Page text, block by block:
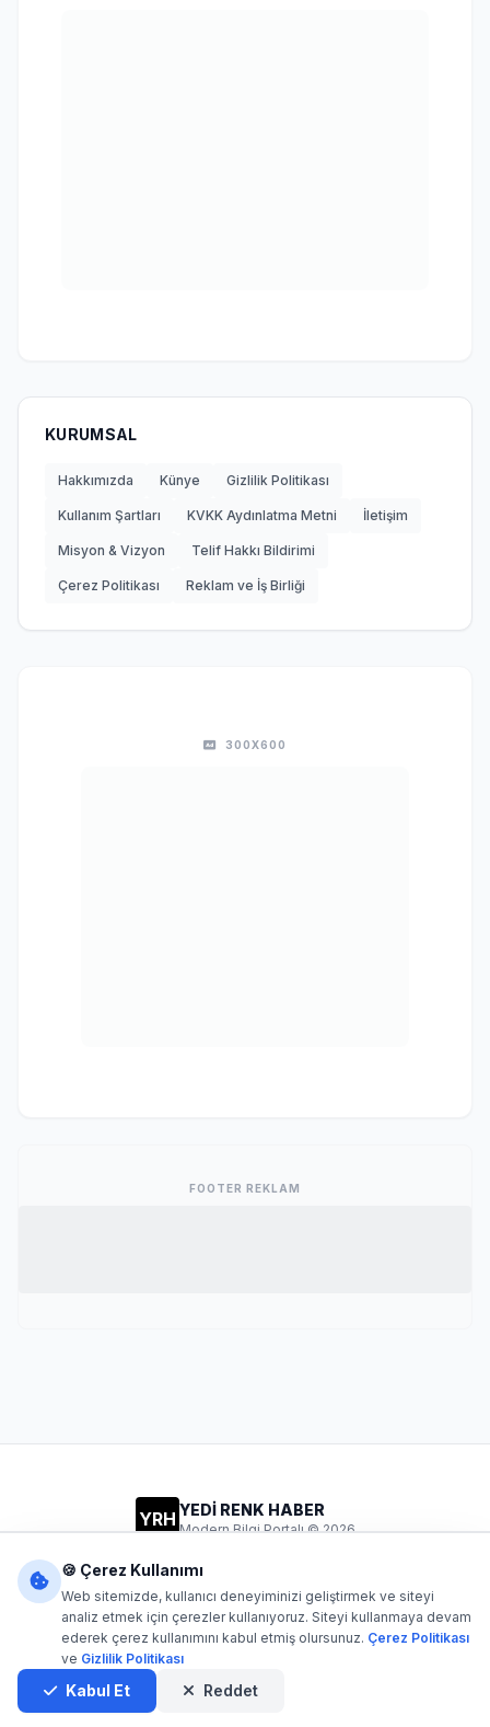
KURUMSAL
Hakkımızda Künye Gizlilik Politikası
Kullanım Şartları KVKK Aydınlatma Metni İletişim
Misyon & Vizyon Telif Hakkı Bildirimi
Çerez Politikası Reklam ve İş Birliği
300X600
FOOTER REKLAM
YRH YEDİ RENK HABER
Modern Bilgi Portalı © 2026
Dijital1- Tüm hakları saklıdır. Kaynak gösterilmeden içerik
🍪 Çerez Kullanımı
Web sitemizde, kullanıcı deneyiminizi geliştirmek ve siteyi
analiz etmek için çerezler kullanıyoruz. Siteyi kullanmaya devam
ederek çerez kullanımını kabul etmiş olursunuz. Çerez Politikası
ve Gizlilik Politikası
Kabul Et Reddet